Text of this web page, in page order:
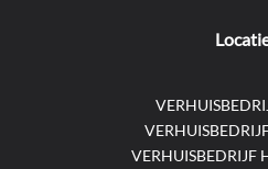
VERHUISBEDRIJF